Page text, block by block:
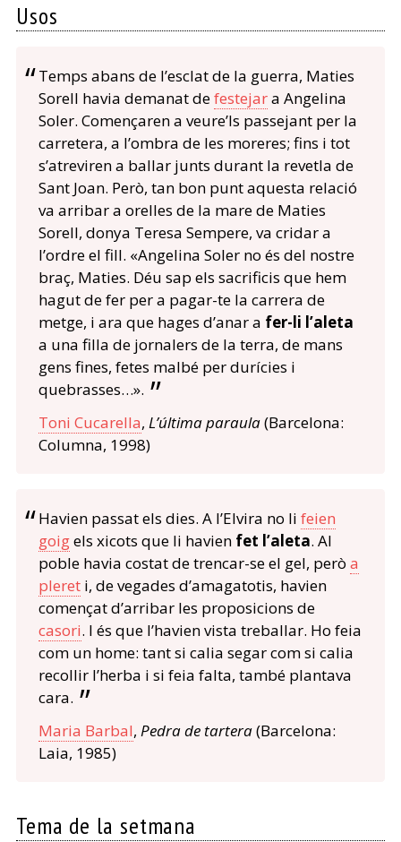
Usos
Temps abans de l’esclat de la guerra, Maties
Sorell havia demanat defestejara Angelina
Soler. Començaren a veure’ls passejant per la
carretera, a l’ombra de les moreres; fins i tot
s’atreviren a ballar junts durant la revetla de
Sant Joan. Però, tan bon punt aquesta relació
va arribar a orelles de la mare de Maties
Sorell, donya Teresa Sempere, va cridar a
l’ordre el fill. «Angelina Soler no és del nostre
braç, Maties. Déu sap els sacrificis que hem
hagut de fer per a pagar-te la carrera de
metge, i ara que hages d’anar a fer-li l’aleta
a una filla de jornalers de la terra, de mans
gens fines, fetes malbé per durícies i
quebrasses…».
Toni Cucarella, L’última paraula(Barcelona:
Columna, 1998)
Havien passat els dies. A l’Elvira no li feien
goigels xicots que li havien fet l’aleta. Al
poble havia costat de trencar-se el gel, però a
plereti, de vegades d’amagatotis, havien
començat d’arribar les proposicions de
casori. I és que l’havien vista treballar. Ho feia
com un home: tant si calia segar com si calia
recollir l’herba i si feia falta, també plantava
cara.
Maria Barbal, Pedra de tartera(Barcelona:
Laia, 1985)
Tema de la setmana